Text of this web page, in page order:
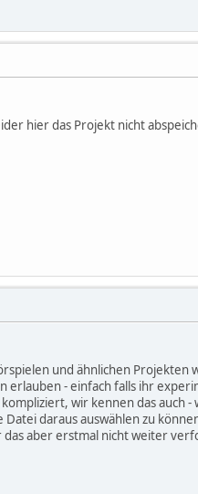
hier das Projekt nicht
und ähnlichen
erlauben - einfach falls ihr
wir kennen das auch
daraus auswählen zu
aber erstmal nicht weiter